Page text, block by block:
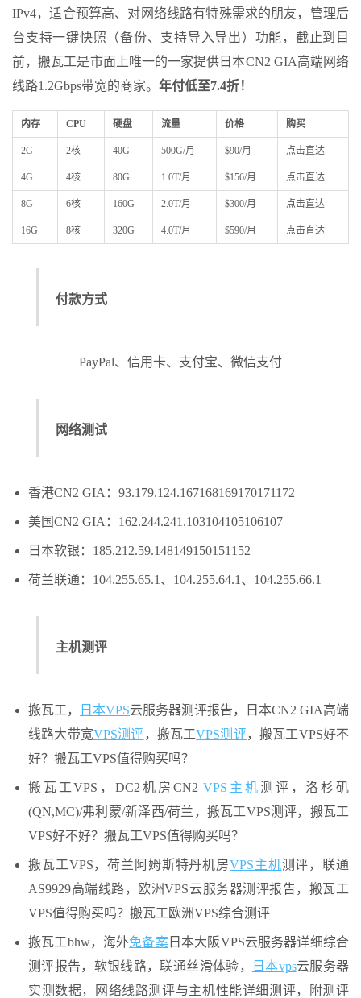
IPv4，适合预算高、对网络线路有特殊需求的朋友，管理后
台支持一键快照（备份、支持导入导出）功能，截止到目
前，搬瓦工是市面上唯一的一家提供日本CN2 GIA高端网络
线路1.2Gbps带宽的商家。 年付低至7.4折！
内存 CPU 硬盘 流量 价格 购买
2G 2核 40G 500G/月 $90/月 点击直达
4G 4核 80G 1.0T/月 $156/月 点击直达
8G 6核 160G 2.0T/月 $300/月 点击直达
16G 8核 320G 4.0T/月 $590/月 点击直达
付款方式
PayPal、信用卡、支付宝、微信支付
网络测试
香港CN2 GIA：93.179.124.167168169170171172
美国CN2 GIA：162.244.241.103104105106107
日本软银：185.212.59.148149150151152
荷兰联通：104.255.65.1、104.255.64.1、104.255.66.1
主机测评
搬瓦工， 日本VPS云服务器测评报告，日本CN2 GIA高端
线路大带宽VPS测评，搬瓦工VPS测评，搬瓦工VPS好不
好？搬瓦工VPS值得购买吗？
搬瓦工VPS，DC2机房CN2VPS主机测评，洛杉矶
(QN,MC)/弗利蒙/新泽西/荷兰，搬瓦工VPS测评，搬瓦工
VPS好不好？搬瓦工VPS值得购买吗？
搬瓦工VPS，荷兰阿姆斯特丹机房VPS主机测评，联通
AS9929高端线路，欧洲VPS云服务器测评报告，搬瓦工
VPS值得购买吗？搬瓦工欧洲VPS综合测评
搬瓦工bhw，海外免备案日本大阪VPS云服务器详细综合
测评报告，软银线路，联通丝滑体验，
日本vps云服务器
实测数据，网络线路测评与主机性能详细测评，附测评